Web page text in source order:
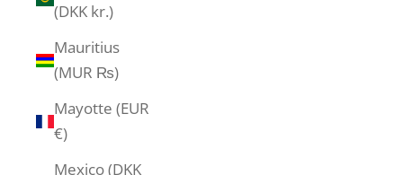
(DKK kr.)
Mauritius
(MUR ₨)
Mayotte (EUR
€)
Mexico (DKK